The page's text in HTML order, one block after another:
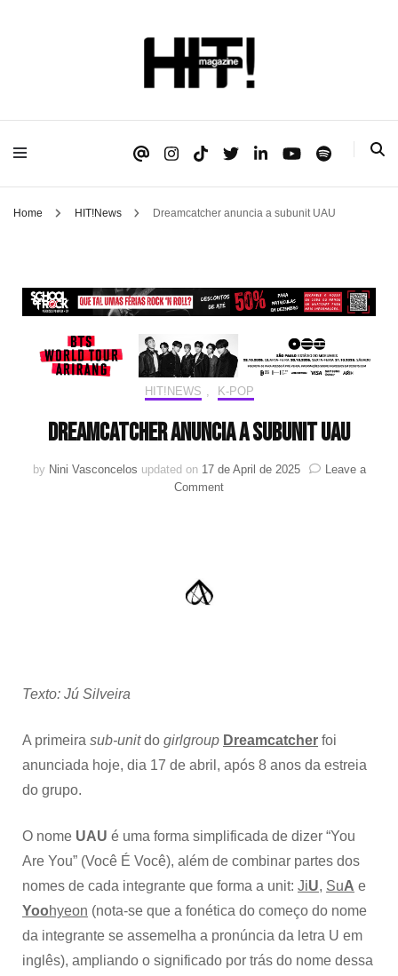
HIT!Magazine
Home HIT!News Dreamcatcher anuncia a subunit UAU
HIT!NEWS K-POP
Dreamcatcher anuncia a subunit UAU
by Nini Vasconcelos updated on 17 de April de 2025
Leave a
Commenton
Texto: Jú Silveira
A primeira sub-unitdo girlgroup Dreamcatcher foi
anunciada hoje, dia 17 de abril, após 8 anos da estreia
do grupo.
O nome UAU é uma forma simplificada de dizer “You
Are You” (Você É Você), além de combinar partes dos
nomes de cada integrante que forma a unit: JiU, SuA e
Yoohyeon (nota-se que a fonética do começo do nome
da integrante se assemelha a pronúncia da letra U em
inglês), ampliando o significado por trás do nome dessa